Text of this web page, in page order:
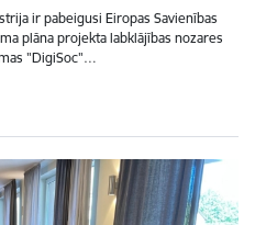
ir pabeigusi Eiropas Savienības
plāna projekta labklājības nozares
"DigiSoc"…